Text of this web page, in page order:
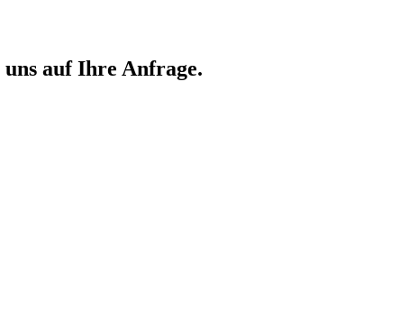
auf Ihre Anfrage.